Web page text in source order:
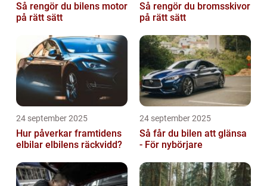
Så rengör du bilens motor
på rätt sätt
Så rengör du bromsskivor
på rätt sätt
24 september 2025
Hur påverkar framtidens
elbilar elbilens räckvidd?
24 september 2025
Så får du bilen att glänsa
- För nybörjare